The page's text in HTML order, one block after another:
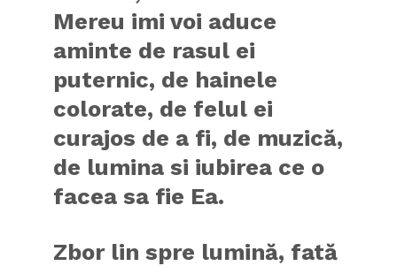
Mereu imi voi aduce
aminte de rasul ei
puternic, de hainele
colorate, de felul ei
curajos de a fi, de muzică,
de lumina si iubirea ce o
facea sa fie Ea.
Zbor lin spre lumină, fată